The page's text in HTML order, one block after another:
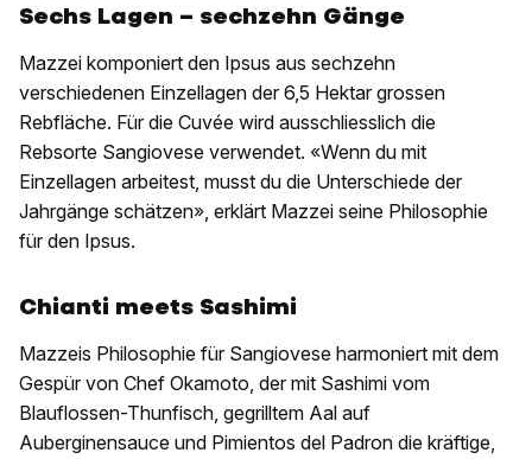
Sechs Lagen – sechzehn Gänge
Mazzei komponiert den Ipsus aus sechzehn
verschiedenen Einzellagen der 6,5 Hektar grossen
Rebfläche. Für die Cuvée wird ausschliesslich die
Rebsorte Sangiovese verwendet. «Wenn du mit
Einzellagen arbeitest, musst du die Unterschiede der
Jahrgänge schätzen», erklärt Mazzei seine Philosophie
für den Ipsus.
Chianti meets Sashimi
Mazzeis Philosophie für Sangiovese harmoniert mit dem
Gespür von Chef Okamoto, der mit Sashimi vom
Blauflossen-Thunfisch, gegrilltem Aal auf
Auberginensauce und Pimientos del Padron die kräftige,